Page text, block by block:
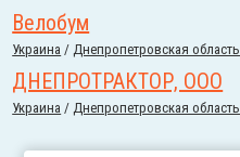
Велобум
Украина /Днепропетровская область
ДНЕПРОТРАКТОР, ООО
Украина /Днепропетровская область